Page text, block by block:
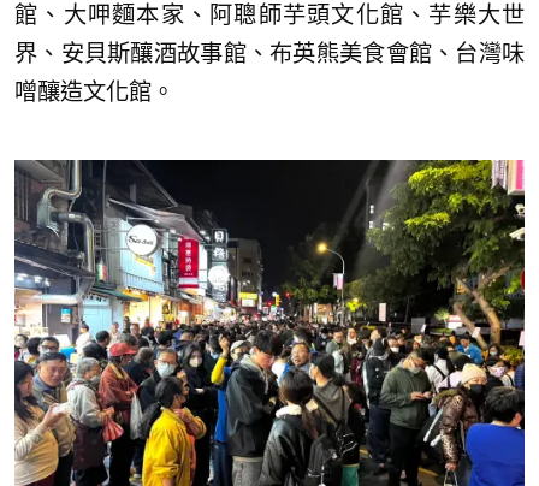
館、大呷麵本家、阿聰師芋頭文化館、芋樂大世
界、安貝斯釀酒故事館、布英熊美食會館、台灣味
噌釀造文化館。